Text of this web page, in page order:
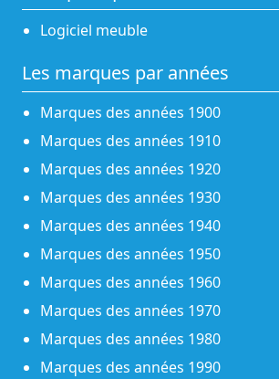
Logiciel meuble
Les marques par années
Marques des années 1900
Marques des années 1910
Marques des années 1920
Marques des années 1930
Marques des années 1940
Marques des années 1950
Marques des années 1960
Marques des années 1970
Marques des années 1980
Marques des années 1990